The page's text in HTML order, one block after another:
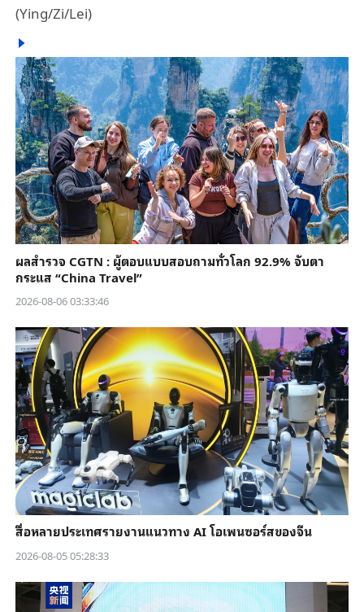
(Ying/Zi/Lei)
ผลสำรวจ CGTN : ผู้ตอบแบบสอบถามทั่วโลก 92.9% จับตา
กระแส “China Travel”
2026-08-06 03:33:46
สื่อหลายประเทศรายงานแนวทาง AI โอเพนซอร์สของจีน
2026-08-05 05:28:33